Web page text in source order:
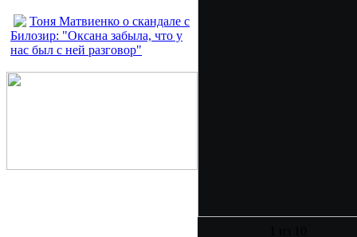
Тоня Матвиенко о скандале с
Билозир: "Оксана забыла, что у
нас был с ней разговор"